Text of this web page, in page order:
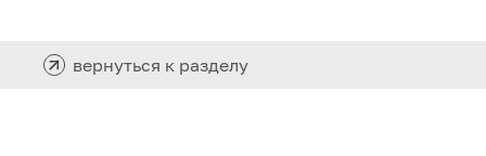
вернуться к разделу